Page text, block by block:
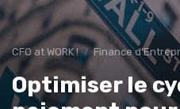
CFO at WORK ! Finance d’Entreprise &
Optimiser le